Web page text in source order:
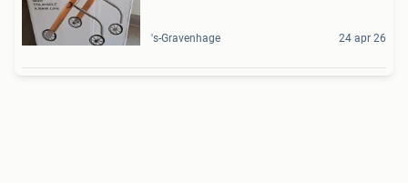
's-Gravenhage 24 apr 26